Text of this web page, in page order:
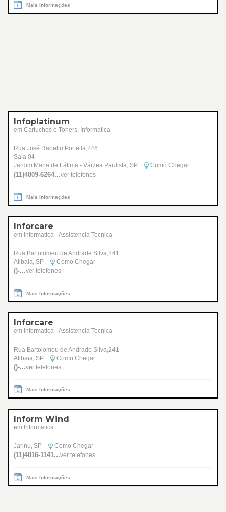
Mais Informações
Infoplatinum
em Cartuchos e Toners, Informatica
Rua José Rabello Portella,246
Sala 04
Jardim Maria de Fátima - Várzea Paulista, SP
Como Chegar
(11)4809-6264...ver telefones
Mais Informações
Inforcare
em Informatica - Assistencia Tecnica
Rua Bartolomeu de Andrade Silva,241
Atibaia, SP
Como Chegar
()-...ver telefones
Mais Informações
Inforcare
em Informatica - Assistencia Tecnica
Rua Bartolomeu de Andrade Silva,241
Atibaia, SP
Como Chegar
()-...ver telefones
Mais Informações
Inform Wind
em Informatica
Jarinu, SP Como Chegar
(11)4016-1141...ver telefones
Mais Informações